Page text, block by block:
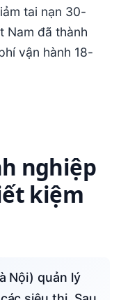
tai nạn 30-
Nam đã thành
vận hành 18-
nghiệp
kiệm